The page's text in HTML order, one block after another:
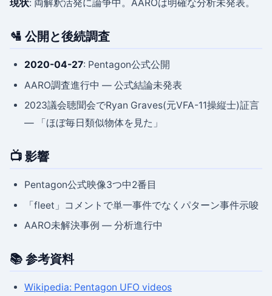
現状: 両解釈活発に論争中。AAROは明確な分析未発表。
🛂 公開と後続調査
2020-04-27: Pentagon公式公開
AARO調査進行中 — 公式結論未発表
2023議会聴聞会でRyan Graves(元VFA-11操縦士)証言
— 「ほぼ毎日類似物体を見た」
📺 影響
Pentagon公式映像3つ中2番目
「fleet」コメントで単一事件でなくパターン事件示唆
AARO未解決事例 — 分析進行中
📚 参考資料
Wikipedia: Pentagon UFO videos